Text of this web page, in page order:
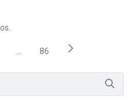
Páginas intermediárias Usar
Página
86